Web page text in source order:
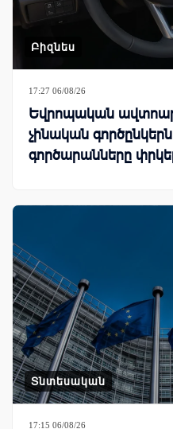
Բիզնես
17:27 06/08/26
Եվրոպական
չինական
գործարանները
Տնտեսական
17:15 06/08/26